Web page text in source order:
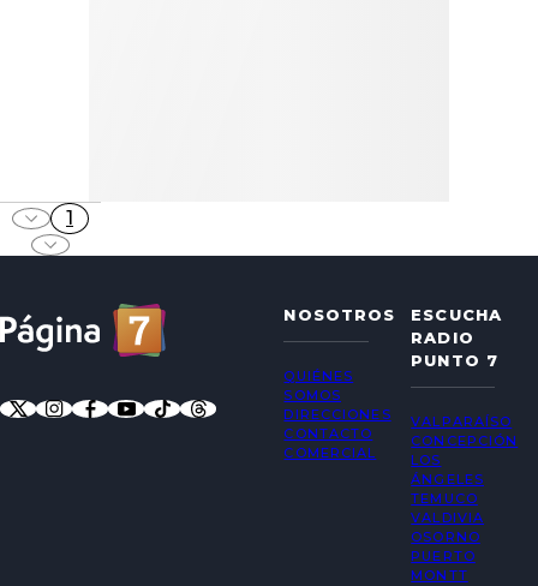
1
NOSOTROS
QUIÉNES
SOMOS
DIRECCIONES
CONTACTO
COMERCIAL
ESCUCHA
RADIO
PUNTO 7
VALPARAÍSO
CONCEPCIÓN
LOS
ÁNGELES
TEMUCO
VALDIVIA
OSORNO
PUERTO
MONTT